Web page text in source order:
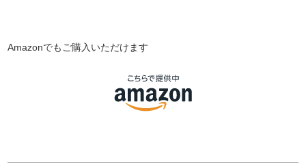
Amazonでもご購入いただけます